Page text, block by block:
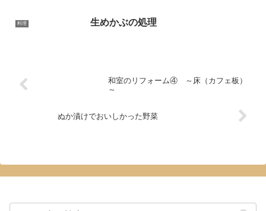
料理 生めかぶの処理
和室のリフォーム④ ～床（カフェ板）
～
ぬか漬けでおいしかった野菜